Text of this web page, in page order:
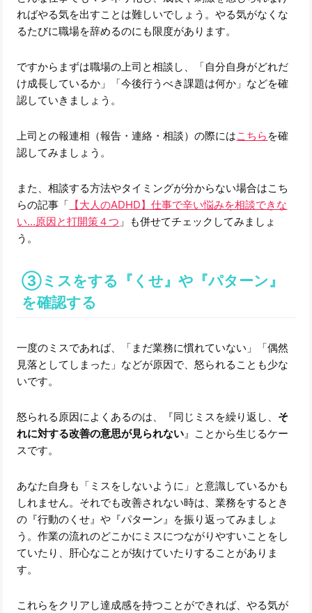
ればやる気を出すことは難しいでしょう。やる気がなくな
るたびに職場を辞めるのにも限度があります。
ですからまずは職場の上司と相談し、「自分自身がどれだ
け成長しているか」「今後行うべき課題は何か」などを確
認していきましょう。
上司との報連相（報告・連絡・相談）の際にはこちら を確
認してみましょう。
また、相談する方法やタイミングが分からない場合はこち
らの記事「 【大人のADHD】仕事で辛い悩みを相談できな
い…原因と打開策４つ 」も併せてチェックしてみましょ
う。
③ミスをする『くせ』や『パターン』
を確認する
一度のミスであれば、「まだ業務に慣れていない」「偶然
見落としてしまった」などが原因で、怒られることも少な
いです。
怒られる原因によくあるのは、『同じミスを繰り返し、 そ
れに対する改善の意思が見られない』ことから生じるケー
スです。
あなた自身も「ミスをしないように」と意識しているかも
しれません。それでも改善されない時は、業務をするとき
の『行動のくせ』や『パターン』を振り返ってみましょ
う。作業の流れのどこかにミスにつながりやすいことをし
ていたり、肝心なことが抜けていたりすることがありま
す。
これらをクリアし達成感を持つことができれば、やる気が